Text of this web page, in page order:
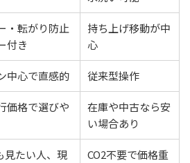
・転がり防止
付き
持ち上げ移動が中
心
中心で直感的 従来型操作
価格で選びや
在庫や中古なら安
い場合あり
見たい人、現
CO2不要で価格重